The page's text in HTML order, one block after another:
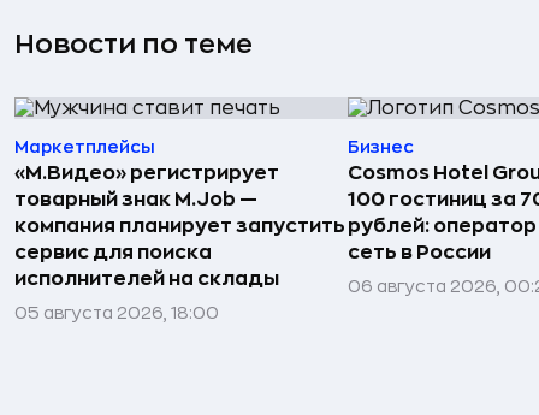
Новости по теме
Маркетплейсы
«М.Видео» регистрирует
товарный знак M.Job —
компания планирует запустить
сервис для поиска
исполнителей на склады
05 августа 2026, 18:00
Бизнес
Cosmos Hotel
100 гостиниц за
рублей:
сеть в России
06 августа 2026,